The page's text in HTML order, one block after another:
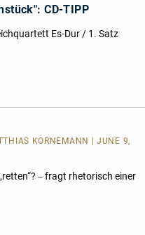
CD-TIPP
Es-Dur / 1. Satz
KORNEMANN | JUNE 9,
‒ fragt rhetorisch einer